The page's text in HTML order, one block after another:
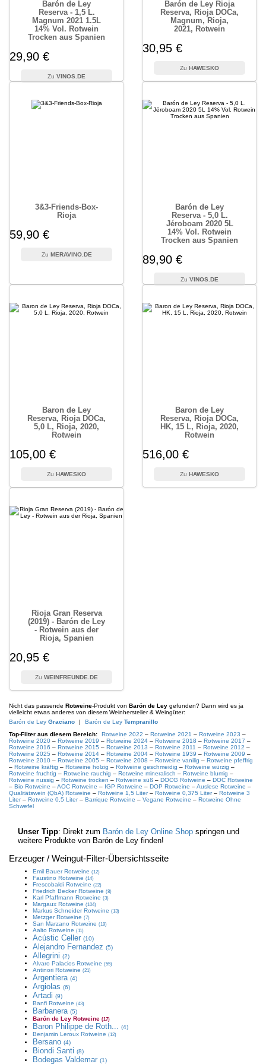
Barón de Ley
Reserva - 1,5 L.
Magnum 2021 1.5L
14% Vol. Rotwein
Trocken aus Spanien
29,90 €
VINOS.DE
Barón de Ley Rioja
Reserva, Rioja DOCa,
Magnum, Rioja,
2021, Rotwein
30,95 €
HAWESKO
3&3-Friends-Box-
Rioja
59,90 €
MERAVINO.DE
Barón de Ley
Reserva - 5,0 L.
Jéroboam 2020 5L
14% Vol. Rotwein
Trocken aus Spanien
89,90 €
VINOS.DE
Baron de Ley
Reserva, Rioja DOCa,
5,0 L, Rioja, 2020,
Rotwein
105,00 €
HAWESKO
Baron de Ley
Reserva, Rioja DOCa,
HK, 15 L, Rioja, 2020,
Rotwein
516,00 €
HAWESKO
Rioja Gran Reserva
(2019) - Barón de Ley
- Rotwein aus der
Rioja, Spanien
20,95 €
WEINFREUNDE.DE
Nicht das passende Rotweine-Produkt von Barón de Ley gefunden? Dann wird es ja
vielleicht etwas anderes von diesem Weinhersteller & Weingüter:
Barón de Ley Graciano | Barón de Ley Tempranillo
Top-Filter aus diesem Bereich:
Rotweine 2022 – Rotweine 2021 – Rotweine 2023 –
Rotweine 2020 – Rotweine 2019 – Rotweine 2024 – Rotweine 2018 – Rotweine 2017 –
Rotweine 2016 – Rotweine 2015 – Rotweine 2013 – Rotweine 2011 – Rotweine 2012 –
Rotweine 2025 – Rotweine 2014 – Rotweine 2004 – Rotweine 1939 – Rotweine 2009 –
Rotweine 2010 – Rotweine 2005 – Rotweine 2008 – Rotweine vanilig – Rotweine pfeffrig
– Rotweine kräftig – Rotweine holzig – Rotweine geschmeidig – Rotweine würzig –
Rotweine fruchtig – Rotweine rauchig – Rotweine mineralisch – Rotweine blumig –
Rotweine nussig – Rotweine trocken – Rotweine süß – DOCG Rotweine – DOC Rotweine
– Bio Rotweine –AOC Rotweine – IGP Rotweine – DOP Rotweine –Auslese Rotweine –
Qualitätswein (QbA) Rotweine – Rotweine 1,5 Liter– Rotweine 0,375 Liter– Rotweine 3
Liter– Rotweine 0,5 Liter– Barrique Rotweine – Vegane Rotweine – Rotweine Ohne
Schwefel
Unser Tipp: Direkt zum Barón de Ley Online Shop springen und
weitere Produkte von Barón de Ley finden!
Erzeuger / Weingut-Filter-Übersichtsseite
Emil BauerRotweine (12)
Faustino Rotweine (14)
Frescobaldi Rotweine (22)
Friedrich BeckerRotweine (8)
Karl Pfaffmann Rotweine (3)
Margaux Rotweine (104)
Markus SchneiderRotweine (13)
MetzgerRotweine (7)
San Marzano Rotweine (19)
Aalto Rotweine (11)
Acústic Celler (10)
Alejandro Fernandez (5)
Allegrini (2)
Alvaro Palacios Rotweine (55)
Antinori Rotweine (21)
Argentiera (4)
Argiolas (6)
Artadi (9)
Banfi Rotweine (43)
Barbanera (5)
Barón de Ley Rotweine (17)
Baron Philippe de Roth... (4)
Benjamin Leroux Rotweine (12)
Bersano (4)
Biondi Santi (8)
Bodegas Valdemar (1)